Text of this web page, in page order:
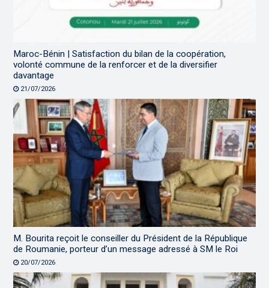
Maroc-Bénin | Satisfaction du bilan de la coopération,
volonté commune de la renforcer et de la diversifier
davantage
21/07/2026
M. Bourita reçoit le conseiller du Président de la République
de Roumanie, porteur d’un message adressé à SM le Roi
20/07/2026